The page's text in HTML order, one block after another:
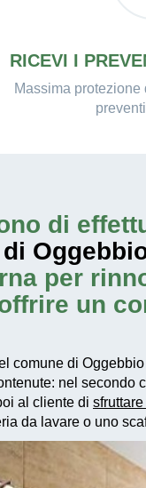
RICEVI I
Massima
di
per
un
comune di
nel secondo
al cliente di
da lavare o uno